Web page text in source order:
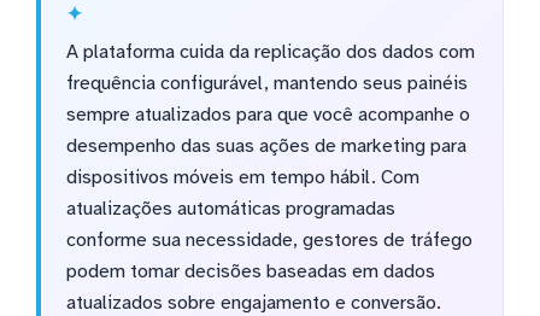
A plataforma cuida da replicação dos dados com
frequência configurável, mantendo seus painéis
sempre atualizados para que você acompanhe o
desempenho das suas ações de marketing para
dispositivos móveis em tempo hábil. Com
atualizações automáticas programadas
conforme sua necessidade, gestores de tráfego
podem tomar decisões baseadas em dados
atualizados sobre engajamento e conversão.